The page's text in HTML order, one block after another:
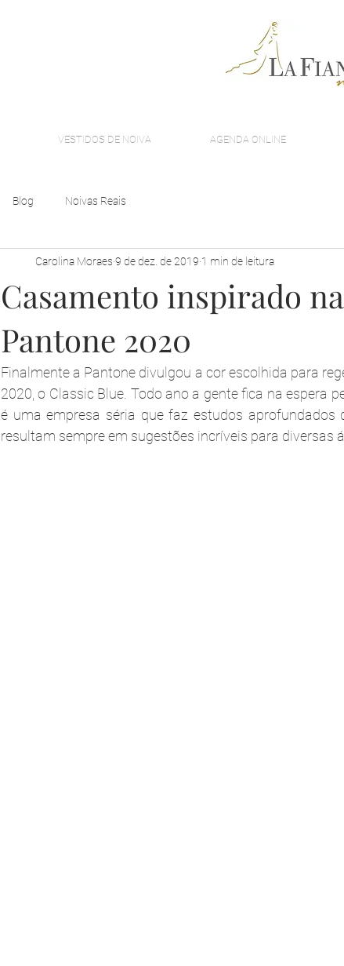
VESTIDOS DE NOIVA AGENDA ONLINE
Blog Noivas Reais
Casamento inspirado
Pantone 2020
Carolina Moraes 9 de dez. de 2019 1 min de leitura
Finalmente a Pantone divulgou a cor escolhida para
2020, o Classic Blue. Todo ano a gente fica na espera
é uma empresa séria que faz estudos aprofundados
resultam sempre em sugestões incríveis para diversas